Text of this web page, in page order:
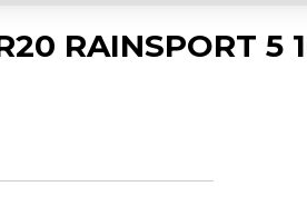
RAINSPORT 5